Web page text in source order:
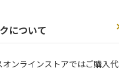
について
オンラインストアではご購入代